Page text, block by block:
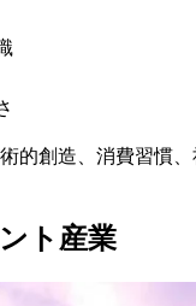
創造、消費習慣
ト産業